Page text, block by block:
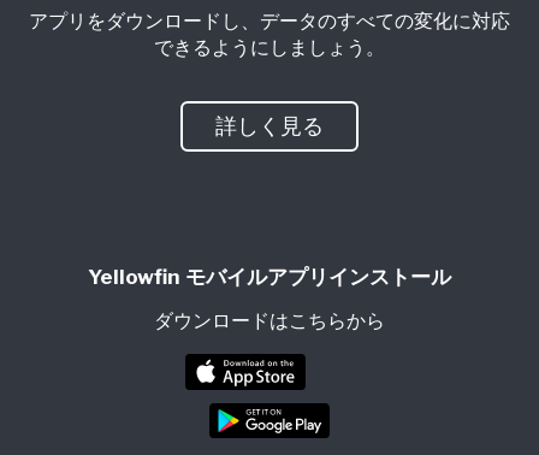
アプリをダウンロードし、データのすべての変化に対応
できるようにしましょう。
詳しく見る
Yellowfin モバイルアプリインストール
ダウンロードはこちらから